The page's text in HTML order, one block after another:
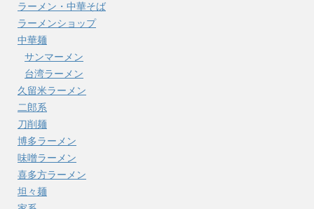
ラーメン・中華そば
ラーメンショップ
中華麺
サンマーメン
台湾ラーメン
久留米ラーメン
二郎系
刀削麺
博多ラーメン
味噌ラーメン
喜多方ラーメン
坦々麺